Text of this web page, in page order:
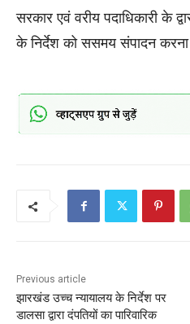
सरकार एवं वरीय पदाधिकारी के
के निर्देश को ससमय संपादन करना
Previous article
झारखंड उच्च न्यायालय के निर्देश पर
डालसा द्वारा दंपतियों का पारिवारिक